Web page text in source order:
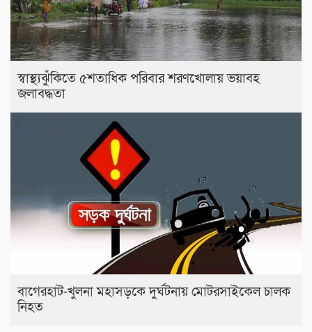
স্বাস্থ্যঝুঁকিতে ৫শতাধিক পরিবার শরণখোলায় ভয়াবহ
জলাবদ্ধতা
বাগেরহাট-খুলনা মহাসড়কে ‌দুর্ঘটনায় মোটরসাইকেল চালক
নিহত